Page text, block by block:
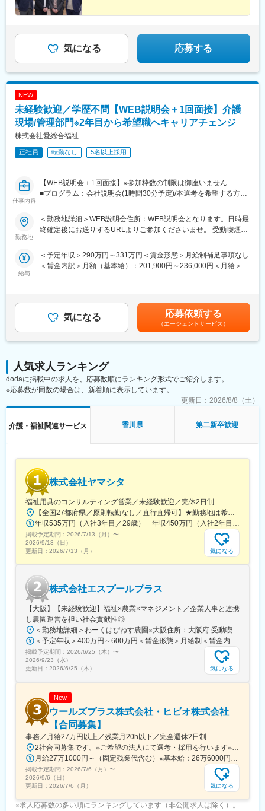
展開しています。配属に関しては、適性や条件等に応じて、配属
の事業部を決定。あなたの適性や能力を活かせる適切な部署でご
なる点はご相談ください。☆引越し手当支給・借り上げ社宅提供
あり（無料）気になる 応募する
NEW
未経験歓迎／学歴不問【WEB説明会＋1回面接】介護
現場/管理部門※2年目から希望職へキャリアチェンジ
株式会社愛総合福祉
正社員 転勤なし 5名以上採用
仕事内容
【WEB説明会＋1回面接】※参加枠数の制限は御座いません
■プログラム：会社説明会(1時間30分予定)/本選考を希望する方は
て構いません。（後日の面接調整も可能です）
■補足：本求人に応募後、選考会予約が出来ましたら、WEB会議
す
■日時：月・木／13:30～15:00
ペシャリストとして活躍する、幹部候補人材となることが期待さ
れます。入社後1年間は、同社の介護施設において、お客様の日常
生活中のサポート全般を担当いただきます。※雇用形態：無期正社
員
学校に通います。年に４回程度、本社の社員と面談をする中でご
自身の2年目以降のキャリアアプランを立て、ご希望も踏まえなが
ら、2年目以降の職種（施設 or 本社）が決定します。本社勤務に
なりますと、経理、総務、人事など事務系の仕事が中心になりま
す。また、一度本社帰任した後でも、希望すれば現場復帰も可能
■就業環境：残業はほぼなし、休みもしっかり取得できるため非常
先は現在のご住所から考慮し決定いたします。
■研修制度：入社後1週間、本社で研修を行います。その後の配属
先においても、国家資格をもった先輩社員によるマンツーマンの
OJTを行いながら実務を覚えて頂きます。技術はすぐに身に付き
ます。さらにレベルアップしたい方には外部の研修にも100％会
社が費用負担します。3ヶ月に1度はフォローアップ研修という形
で本社研修を実施し、資格取得についても全面バックアップ。未
経験・無資格であっても安心できる研修制度は非常に整っていま
す。
勤務地
＜勤務地詳細＞WEB説明会住所：WEB説明会となります。日時最
終確定後にお送りするURLよりご参加くださいませ。 受動喫煙対
給与
＜予定年収＞290万円～331万円＜賃金形態＞月給制補足事項なし
＜賃金内訳＞月額（基本給）：201,900円～236,000円＜月給＞
小規模多機能型居宅介護での勤務のみ、別途で送迎手当：10,000/
月を支給賃金はあくまでも目安の金額であり、選考を通じて上下
する可能性があります。月給(月額)は固定手当を含めた表記です。
気になる 応募依頼する
（エージェントサービス）
人気求人ランキング
dodaに掲載中の求人を、応募数順にランキング形式でご紹介します。
※応募数が同数の場合は、新着順に表示しています。
更新日： 2026/8/8（土）
介護・福祉関連サービス 香川県 第二新卒歓迎
株式会社ヤマシタ
福祉用具のコンサルティング営業／未経験歓迎／完休2日制
【全国27都府県／原則転勤なし／直行直帰可】★勤務地は希望を考慮★拠点により車通勤OK※充足状況により、ご希望の勤務地での募集が終了している場合があります。※転居を伴う転勤の有無は、半年ごとに希望を伺い、選択いただけます。■東北■・宮城県（仙台市）■関東■・東京都（東京23区など）・神奈川県（横浜市など）・埼玉県（さいたま市など）・千葉県（千葉市など）・茨城県（水戸市）・栃木県（宇都宮市／足利市）・群馬県（前橋市）■東海■・愛知県（名古屋市／豊田市／豊橋市／小牧市）・静岡県（静岡市／浜松市／沼津市／焼津市／富士市）・岐阜県（岐阜市）・三重県（四日市市）■信越・北陸■・長野県（長野市）・山梨県（甲府市）・石川県（金沢市）・富山県（富山市）・福井県（福井市）■関西■・大阪府・兵庫県（神戸市／尼崎市／姫路市）・京都府（京都市）・奈良県（奈良市／天理市）・滋賀県（大津市／彦根市）・和歌山県（和歌山市／田辺市）■中国■・広島県（広島市）・岡山県（岡山市）■四国■・香川県（高松市）■九州■・福岡県（福岡市）
年収535万円（入社3年目／29歳） 年収450万円（入社2年目／26歳）
掲載予定期間： 2026/7/13（月） 〜
2026/9/13（日）
更新日： 2026/7/13（月） 気になる
株式会社エスプールプラス
【大阪】【未経験歓迎】福祉×農業×マネジメント／企業人事と連携
し農園運営を担い社会貢献性◎
＜勤務地詳細＞わーくはぴねす農園※大阪住所：大阪府 受動喫煙対策：敷地内全面禁煙変更の範囲：会社の定める事業所
＜予定年収＞400万円～600万円＜賃金形態＞月給制＜賃金内訳＞月額（基本給）：280,000円～420,000円＜月給＞280,000円～420,000円＜昇給有無＞有＜残業手当＞有＜給与補足＞※予定年収はあくまでも目安の金額であり、選考を通じて上下する可能性があります。■昇給：年2回（8月・2月）■賞与：年2回（7月・12月）賃金はあくまでも目安の金額であり、選考を通じて上下する可能性があります。月給(月額)は固定手当を含めた表記です。
掲載予定期間： 2026/6/25（木） 〜
2026/9/23（水）
更新日： 2026/6/25（木） 気になる
New
ウールズプラス株式会社・ヒビオ株式会社
【合同募集】
事務／月給27万円以上／残業月20h以下／完全週休2日制
2社合同募集です。※ご希望の法人にて選考・採用を行います※配属先については、入社された法人内でご希望を考慮の上決定します大阪府大阪市北区西天満2-10-2 幸田ビル5階※ウールズプラス株式会社、ヒビオ株式会社ともに上記住所での勤務となります※オフィス内禁煙＜各社共通＞
月給27万1000円～（固定残業代含む）※基本給：26万6000円～※固定残業代は、時間外労働の有無に関わらず月2.45時間分を、一律5000円支給※上記を超える時間外労働分は追加で支給＜各社共通＞
掲載予定期間： 2026/7/6（月） 〜
2026/9/6（日）
更新日： 2026/7/6（月） 気になる
※求人応募数の多い順にランキングしています（非公開求人は除く）。